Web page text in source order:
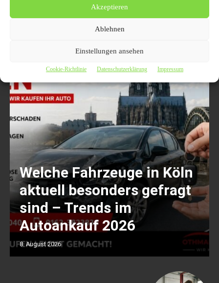
Akzeptieren
Ablehnen
Einstellungen ansehen
Cookie-Richtlinie Datenschutzerklärung Impressum
KFZ Ankauf Köln – zu jederzeit und immer zuverlässig! Der Auto
Ankauf Köln hilft den Einwohnern der Stadt Köln in allen Notfällen rund
Welche Fahrzeuge in Köln
aktuell besonders gefragt
sind – Trends im
Autoankauf 2026
8. August 2026